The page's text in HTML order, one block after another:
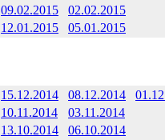
09.02.2015
02.02.2015
12.01.2015 05.01.2015
15.12.2014 08.12.2014
10.11.2014
03.11.2014
13.10.2014
06.10.2014